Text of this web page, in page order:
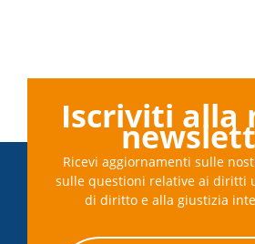
Iscriviti alla
Ricevi aggiornamenti sulle
sulle questioni relative ai diritti
di diritto e alla giustizia